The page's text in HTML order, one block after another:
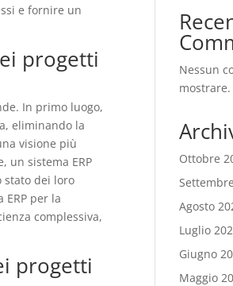
e fornire un
progetti
In primo luogo,
eliminando la
visione più
un sistema ERP
stato dei loro
per la
complessiva,
progetti
Nessun
mostrare.
Ottobre
Agosto
Luglio
Giugno
Maggio